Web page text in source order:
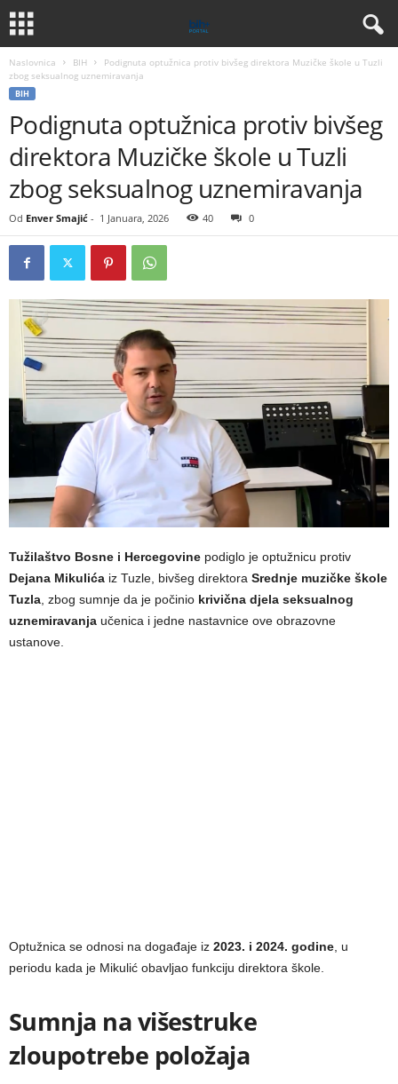
Naslovnica BIH
Podignuta optužnica protiv bivšeg direktora Muzičke škole u Tuzli
zbog seksualnog uznemiravanja
BIH
Podignuta optužnica protiv bivšeg
direktora Muzičke škole u Tuzli
zbog seksualnog uznemiravanja
Od Enver Smajić - 1 Januara, 2026 40 0
Tužilaštvo Bosne i Hercegovine podiglo je optužnicu protiv
Dejana Mikulića iz Tuzle, bivšeg direktora Srednje muzičke škole
Tuzla, zbog sumnje da je počinio krivična djela seksualnog
uznemiravanja učenica i jedne nastavnice ove obrazovne
ustanove.
Optužnica se odnosi na događaje iz 2023. i 2024. godine, u
periodu kada je Mikulić obavljao funkciju direktora škole.
Sumnja na višestruke
zloupotrebe položaja